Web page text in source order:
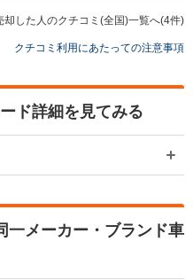
却した人のクチコミ(全国)一覧へ(4件)
クチコミ利用にあたっての注意事項
ド詳細を見てみる
一メーカー・ブランド車